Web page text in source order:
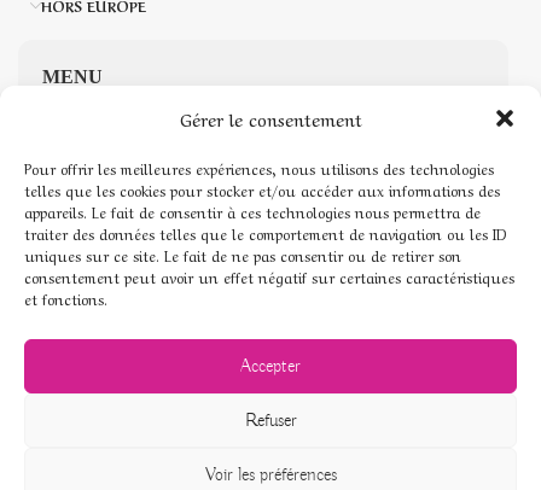
Gérer le consentement
Pour offrir les meilleures expériences, nous utilisons des technologies
telles que les cookies pour stocker et/ou accéder aux informations des
appareils. Le fait de consentir à ces technologies nous permettra de
traiter des données telles que le comportement de navigation ou les ID
uniques sur ce site. Le fait de ne pas consentir ou de retirer son
consentement peut avoir un effet négatif sur certaines caractéristiques
et fonctions.
Accepter
Refuser
Voir les préférences
MENU
Boutique de Pierres naturelles
Mon compte
Mentions légales
Conditions générales de vente
Politique de cookies (UE)